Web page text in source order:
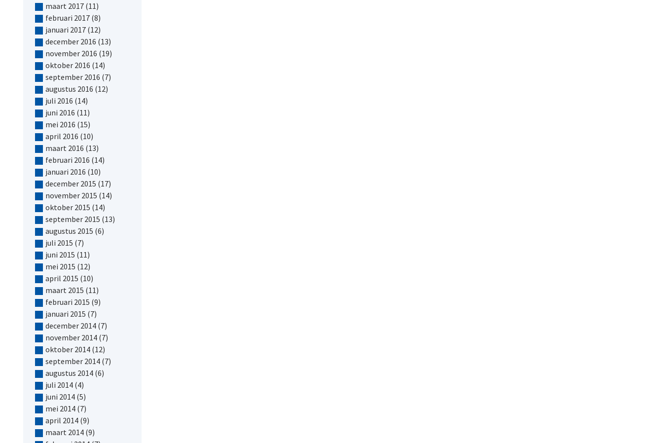
maart 2017(11)
februari 2017(8)
januari 2017(12)
december 2016 (13)
november 2016 (19)
oktober 2016 (14)
september 2016 (7)
augustus 2016 (12)
juli 2016 (14)
juni 2016 (11)
mei 2016 (15)
april 2016 (10)
maart 2016 (13)
februari 2016 (14)
januari 2016 (10)
december 2015 (17)
november 2015 (14)
oktober 2015 (14)
september 2015 (13)
augustus 2015 (6)
juli 2015 (7)
juni 2015 (11)
mei 2015 (12)
april 2015 (10)
maart 2015 (11)
februari 2015 (9)
januari 2015 (7)
december 2014(7)
november 2014(7)
oktober 2014(12)
september 2014(7)
augustus 2014(6)
juli 2014(4)
juni 2014(5)
mei 2014(7)
april 2014(9)
maart 2014(9)